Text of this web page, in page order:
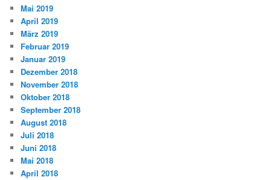
Mai 2019
April 2019
März 2019
Februar 2019
Januar 2019
Dezember 2018
November 2018
Oktober 2018
September 2018
August 2018
Juli 2018
Juni 2018
Mai 2018
April 2018